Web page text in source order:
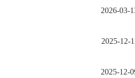
2026-03-
2025-12-
2025-12-